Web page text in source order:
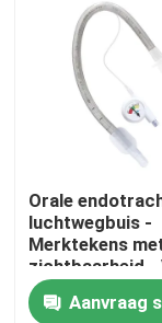
VR-show
Over ons
Contacteer
Orale
luchtwegbuis -
Merktekens
zichtbaarheid -
plaatsing -
ISO CE-Aanvraag